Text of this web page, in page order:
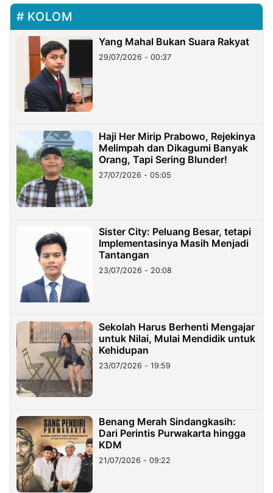
KOLOM
Yang Mahal Bukan Suara Rakyat
29/07/2026 - 00:37
Haji Her Mirip Prabowo, Rejekinya
Melimpah dan Dikagumi Banyak
Orang, Tapi Sering Blunder!
27/07/2026 - 05:05
Sister City: Peluang Besar, tetapi
Implementasinya Masih Menjadi
Tantangan
23/07/2026 - 20:08
Sekolah Harus Berhenti Mengajar
untuk Nilai, Mulai Mendidik untuk
Kehidupan
23/07/2026 - 19:59
Benang Merah Sindangkasih:
Dari Perintis Purwakarta hingga
KDM
21/07/2026 - 09:22